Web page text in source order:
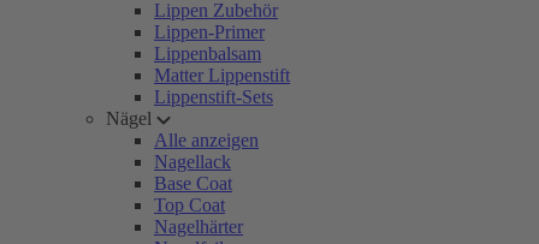
Lippen Zubehör
Lippen-Primer
Lippenbalsam
Matter Lippenstift
Lippenstift-Sets
Nägel
Alle anzeigen
Nagellack
Base Coat
Top Coat
Nagelhärter